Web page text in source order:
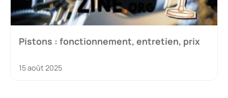
Pistons : fonctionnement, entretien, prix
15 août 2025